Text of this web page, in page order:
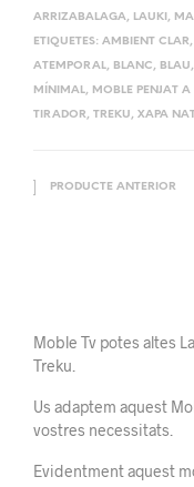
ARRIZABALAGA, LAUKI ,
ETIQUETES: AMBIENT CLAR,
ATEMPORAL, BLANC, BLAU,
MÍNIMAL, MOBLE PENJAT A
TIRADOR, TREKU, XAPA
PRODUCTE ANTERIOR
Moble Tv potes altes
Treku.
Us adaptem aquest
vostres necessitats.
Evidentment aquest